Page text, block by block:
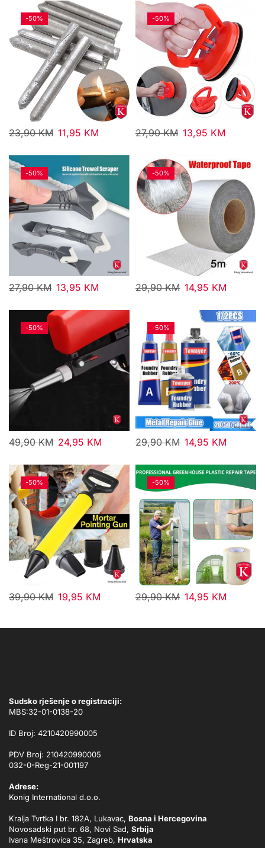
-50%
23,90KM 11,95 KM
-50%
27,90KM 13,95 KM
-50%
27,90KM 13,95 KM
-50%
29,90KM 14,95 KM
-50%
49,90KM 24,95 KM
-50%
29,90KM 14,95 KM
-50%
39,90KM 19,95 KM
-50%
29,90KM 14,95 KM
Sudsko rješenje o registraciji:
MBS:32-01-0138-20
ID Broj: 4210420990005
PDV Broj: 210420990005
032-0-Reg-21-001197
Adrese:
Konig International d.o.o.
Kralja Tvrtka I br. 182A, Lukavac, Bosna i Hercegovina
Novosadski put br. 68, Novi Sad, Srbija
Ivana Meštrovica 35, Zagreb, Hrvatska